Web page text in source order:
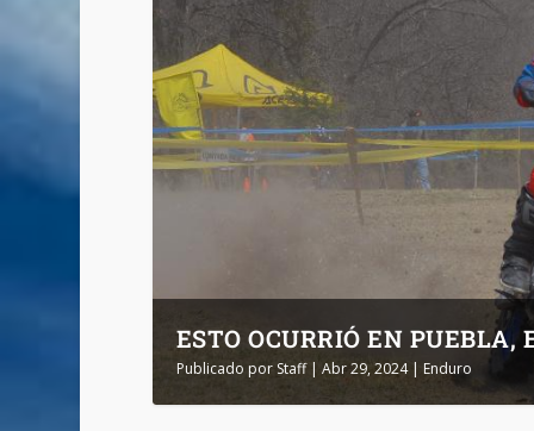
ESTO OCURRIÓ EN PUEBLA,
Publicado por Staff| Abr 29, 2024| Enduro